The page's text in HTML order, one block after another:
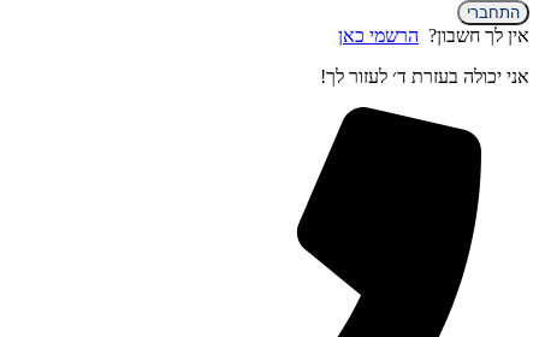
התחברי
אין לך חשבון? הרשמי כאן
אני יכולה בעזרת ד׳ לעזור לך!